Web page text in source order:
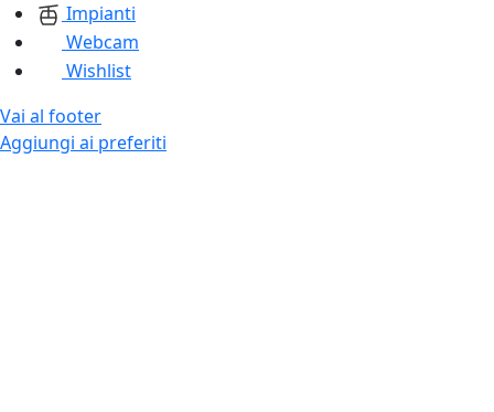
Impianti
Webcam
Wishlist
Vai al footer
Aggiungi ai preferiti